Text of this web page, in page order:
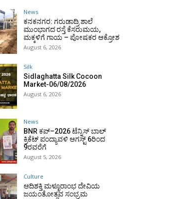
News
ಕನಕನಗರ: ಗರುಡಾದ್ರಿ ಶಾಲೆ
ಮುಂಭಾಗದ ರಸ್ತೆ ಕೆಸರುಮಯ,
ಮಕ್ಕಳಿಗೆ ಗಾಯ – ಪೋಷಕರ ಆಕ್ರೋಶ
August 6, 2026
Silk
Sidlaghatta Silk Cocoon
Market-06/08/2026
August 6, 2026
News
BNR ಕಪ್–2026 ಟೆನ್ನಿಸ್ ಬಾಲ್
ಕ್ರಿಕೆಟ್ ಪಂದ್ಯಾವಳಿ ಆಗಸ್ಟ್ 6ರಿಂದ
9ರವರೆಗೆ
August 5, 2026
Culture
ಆದಿಶಕ್ತಿ ಮಳ್ಳೂರಾಂಭ ದೇವಿಯ
ಜಯಂತೋತ್ಸವ ಸಂಭ್ರಮ